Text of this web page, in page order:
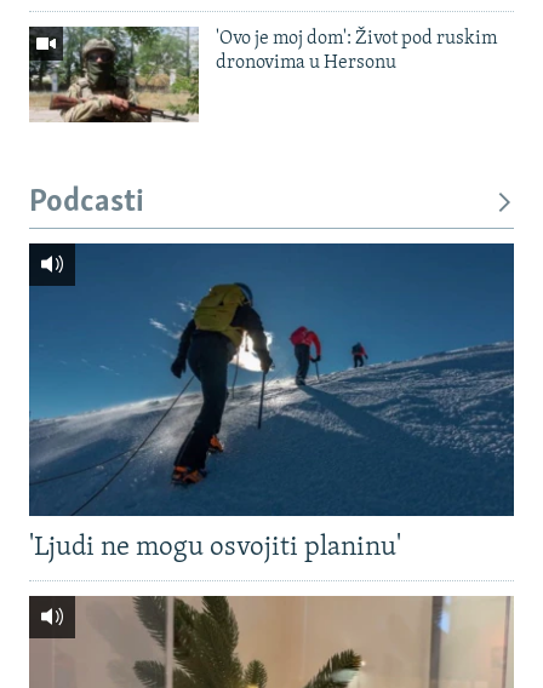
'Ovo je moj dom': Život pod ruskim
dronovima u Hersonu
Podcasti
'Ljudi ne mogu osvojiti planinu'